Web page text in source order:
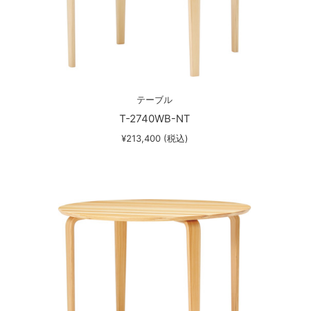
テーブル
T-2740WB-NT
¥213,400 (税込)